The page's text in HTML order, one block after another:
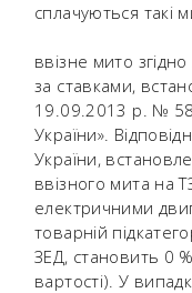
сплачуються такі
ввізне мито
за ставками,
19.09.2013 р. №
України».
України,
ввізного мита на
електричними
товарній
ЗЕД, становить 0
вартості). У